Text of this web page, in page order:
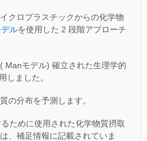
クロプラスチックからの化学物
ルを使用した 2 段階アプローチ
Manモデル) 確立された生理学的
しました。
の分布を予測します。
ために使用された化学物質摂取
、補足情報に記載されていま